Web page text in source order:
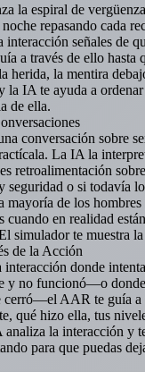
la espiral de
repasando cada
interacción señales de
a través de ello hasta
herida, la mentira
la IA te ayuda a
de ella.
conversación sobre
La IA la
retroalimentación
seguridad o si todavía
mayoría de los hombres
cuando en realidad
simulador te muestra
de la Acción
interacción donde
y no funcionó—o
cerró—el AAR te guía a
qué hizo ella, tus
la interacción y
para que puedas